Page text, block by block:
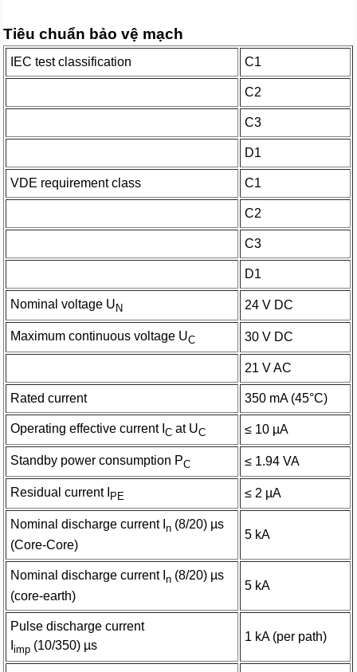
Tiêu chuẩn bảo vệ mạch
IEC test classification C1
C2
C3
D1
VDE requirement class C1
C2
C3
D1
Nominal voltage U N 24 V DC
Maximum continuous voltage UC 30 V DC
21 V AC
Rated current 350 mA (45°C)
Operating effective current IC at UC ≤ 10 µA
Standby power consumption PC ≤ 1.94 VA
Residual current I PE ≤ 2 µA
Nominal discharge current In (8/20) µs
(Core-Core)
5 kA
Nominal discharge current In (8/20) µs
(core-earth)
5 kA
Pulse discharge current
Iimp (10/350) µs
1 kA (per path)